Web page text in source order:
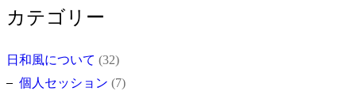
カテゴリー
日和風について (32)
個人セッション (7)